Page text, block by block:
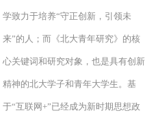
学致力于培养“守正创新，引领未
来”的人；而《北大青年研究》的核
心关键词和研究对象，也是具有创新
精神的北大学子和青年大学生。基
于“互联网+”已经成为新时期思想政